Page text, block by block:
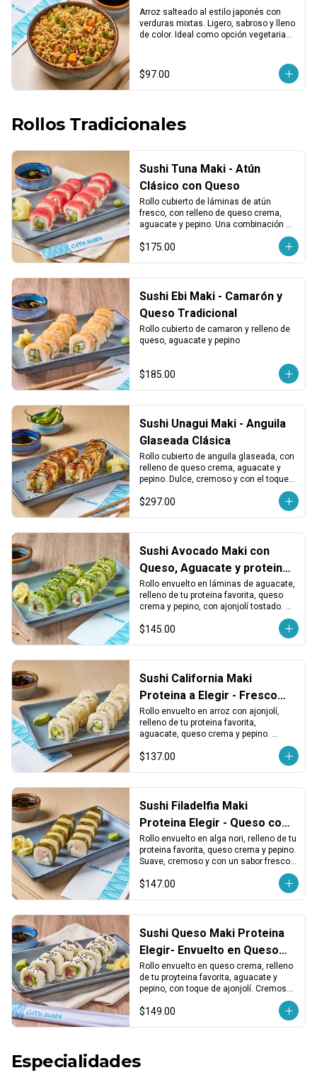
Arroz salteado al estilo japonés con
verduras mixtas. Ligero, sabroso y lleno
de color. Ideal como opción vegetariana
$97.00
Rollos Tradicionales
Sushi Tuna Maki - Atún
Clásico con Queso
Rollo cubierto de láminas de atún
fresco, con relleno de queso crema,
aguacate y pepino. Una combinación
$175.00
Sushi Ebi Maki - Camarón y
Queso Tradicional
Rollo cubierto de camaron y relleno de
queso, aguacate y pepino
$185.00
Sushi Unagui Maki - Anguila
Glaseada Clásica
Rollo cubierto de anguila glaseada, con
relleno de queso crema, aguacate y
pepino. Dulce, cremoso y con el toque
$297.00
Sushi Avocado Maki con
Queso, Aguacate y proteina
a elegir:
Rollo envuelto en láminas de aguacate,
relleno de tu proteina favorita, queso
crema y pepino, con ajonjolí tostado.
equilibrado.
$145.00
Sushi California Maki
Proteina a Elegir - Fresco
con Ajonjolí
Rollo envuelto en arroz con ajonjolí,
relleno de tu proteina favorita,
aguacate, queso crema y pepino.
cualquier ocasión.
$137.00
Sushi Filadelfia Maki
Proteina Elegir - Queso con
Alga
Rollo envuelto en alga nori, relleno de tu
proteina favorita, queso crema y pepino.
Suave, cremoso y con un sabor fresco y
$147.00
Sushi Queso Maki Proteina
Elegir- Envuelto en Queso
con tu proteina favorita
Rollo envuelto en queso crema, relleno
de tu proyteina favorita, aguacate y
pepino, con toque de ajonjolí. Cremoso,
fresco y con equilibrio en cada bocado.
$149.00
Especialidades